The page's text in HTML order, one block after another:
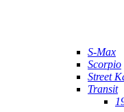
S-Max
Scorpio
Street
Transit